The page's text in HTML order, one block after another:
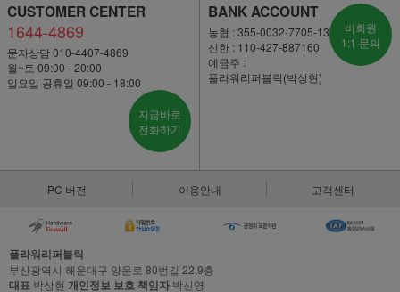
CUSTOMER CENTER
1644-4869
문자상담 010-4407-4869
월~토 09:00 - 20:00
일요일·공휴일 09:00 - 18:00
지금바로
전화하기
BANK ACCOUNT
농협 : 355-0032-7705-13
신한 : 110-427-887160
예금주 :
플라워리퍼블릭(박상현)
비회원
1:1 문의
PC 버전 이용안내 고객센터
플라워리퍼블릭
부산광역시 해운대구 양운로 80번길 22,9층
대표 박상현 개인정보 보호 책임자 박신영